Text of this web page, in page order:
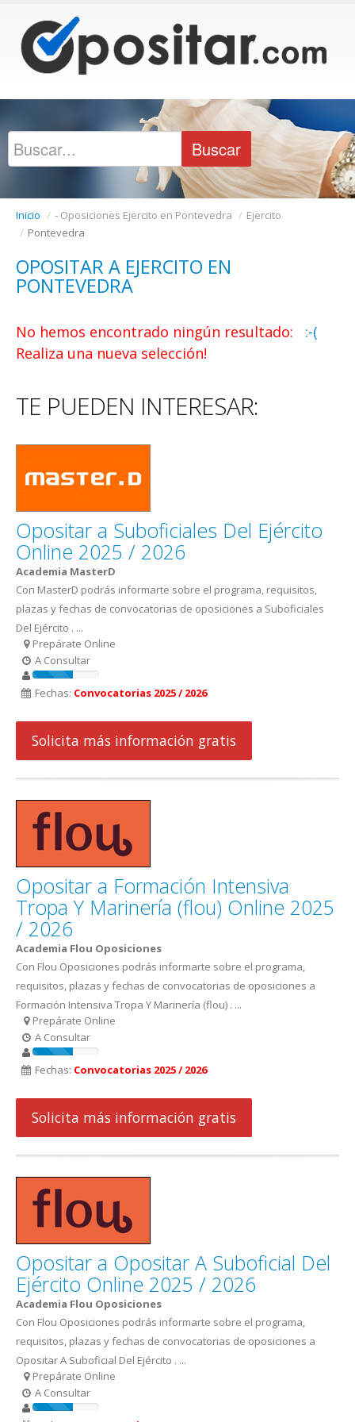
Inicio / - Oposiciones Ejercito en Pontevedra / Ejercito
/ Pontevedra
OPOSITAR A EJERCITO EN
PONTEVEDRA
No hemos encontrado ningún resultado: :-(
Realiza una nueva selección!
TE PUEDEN INTERESAR:
Opositar a Suboficiales Del Ejército
Online 2025 / 2026
Academia MasterD
Con MasterD podrás informarte sobre el programa, requisitos,
plazas y fechas de convocatorias de oposiciones a Suboficiales
Del Ejército . ...
Prepárate Online
A Consultar
Fechas: Convocatorias 2025 / 2026
Solicita más información gratis
Opositar a Formación Intensiva
Tropa Y Marinería (flou) Online 2025
/ 2026
Academia Flou Oposiciones
Con Flou Oposiciones podrás informarte sobre el programa,
requisitos, plazas y fechas de convocatorias de oposiciones a
Formación Intensiva Tropa Y Marinería (flou) . ...
Prepárate Online
A Consultar
Fechas: Convocatorias 2025 / 2026
Solicita más información gratis
Opositar a Opositar A Suboficial Del
Ejército Online 2025 / 2026
Academia Flou Oposiciones
Con Flou Oposiciones podrás informarte sobre el programa,
requisitos, plazas y fechas de convocatorias de oposiciones a
Opositar A Suboficial Del Ejército . ...
Prepárate Online
A Consultar